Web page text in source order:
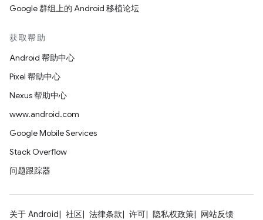
Google 群组上的 Android 移植论坛
获取帮助
Android 帮助中心
Pixel 帮助中心
Nexus 帮助中心
www.android.com
Google Mobile Services
Stack Overflow
问题跟踪器
关于 Android 社区 法律条款 许可 隐私权政策
网站反馈